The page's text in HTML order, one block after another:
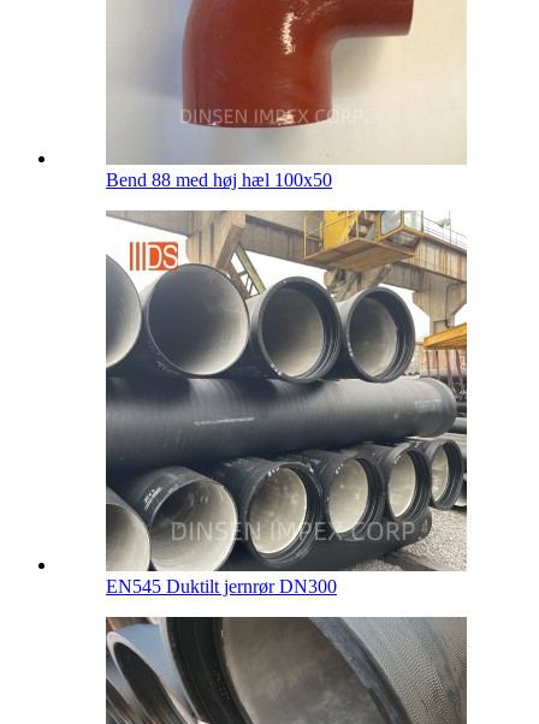
Bend 88 med høj hæl 100x50
EN545 Duktilt jernrør DN300